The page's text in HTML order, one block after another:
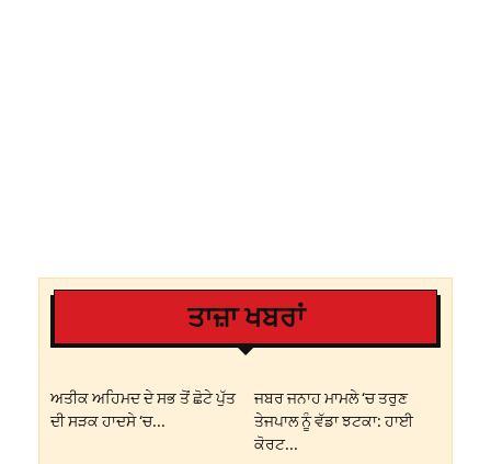
ਤਾਜ਼ਾ ਖਬਰਾਂ
ਅਤੀਕ ਅਹਿਮਦ ਦੇ ਸਭ ਤੋਂ ਛੋਟੇ ਪੁੱਤ
ਦੀ ਸੜਕ ਹਾਦਸੇ ‘ਚ...
ਜਬਰ ਜਨਾਹ ਮਾਮਲੇ ‘ਚ ਤਰੁਣ
ਤੇਜਪਾਲ ਨੂੰ ਵੱਡਾ ਝਟਕਾ: ਹਾਈ
ਕੋਰਟ...